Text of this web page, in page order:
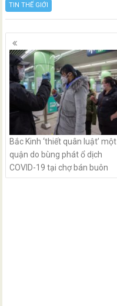
TIN THẾ GIỚI
Posts
navigation
Bắc Kinh ‘thiết quân luật’ một
quận do bùng phát ổ dịch
COVID-19 tại chợ bán buôn